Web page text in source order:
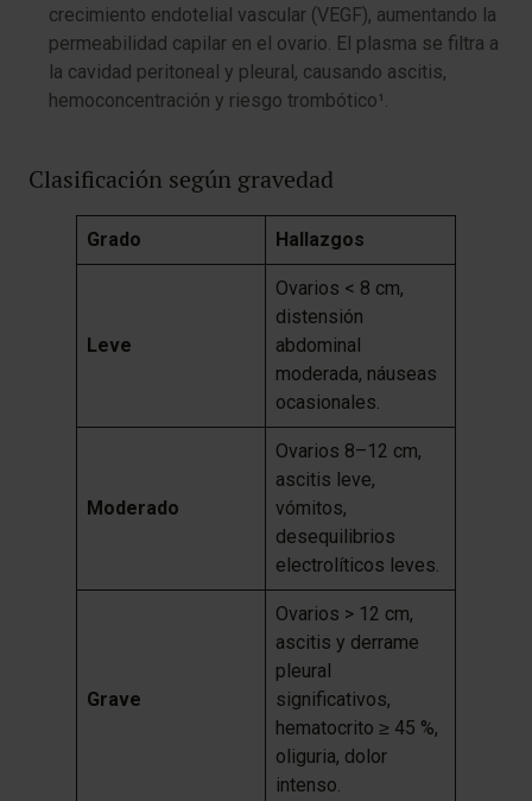
crecimiento endotelial vascular (VEGF), aumentando la
permeabilidad capilar en el ovario. El plasma se filtra a
la cavidad peritoneal y pleural, causando ascitis,
hemoconcentración y riesgo trombótico¹.
Clasificación según gravedad
Grado Hallazgos
Leve
Ovarios < 8 cm,
distensión
abdominal
moderada, náuseas
ocasionales.
Moderado
Ovarios 8–12 cm,
ascitis leve,
vómitos,
desequilibrios
electrolíticos leves.
Grave
Ovarios > 12 cm,
ascitis y derrame
pleural
significativos,
hematocrito ≥ 45 %,
oliguria, dolor
intenso.